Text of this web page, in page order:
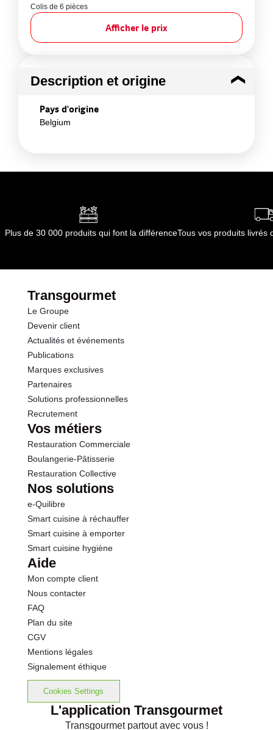
Colis de 6 pièces
Afficher le prix
Description et origine
Pays d'origine
Belgium
Plus de 30 000 produits qui font la différenceTous vos produits livrés
Transgourmet
Le Groupe
Devenir client
Actualités et événements
Publications
Marques exclusives
Partenaires
Solutions professionnelles
Recrutement
Vos métiers
Restauration Commerciale
Boulangerie-Pâtisserie
Restauration Collective
Nos solutions
e-Quilibre
Smart cuisine à réchauffer
Smart cuisine à emporter
Smart cuisine hygiène
Aide
Mon compte client
Nous contacter
FAQ
Plan du site
CGV
Mentions légales
Signalement éthique
Cookies Settings
L'application Transgourmet
Transgourmet partout avec vous !